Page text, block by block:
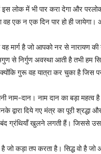
इस लोक में भी पार करा देगा और
वह एक न एक दिन पार हो ही
मार्ग है जो आपको नर से नारायण
से निर्गुण अवस्था आती है तभी हम
गुरू वह यात्रा कर चुका है जिस
नाम-दान। नाम दान का बड़ा
द्वारा दिये गए मंत्र का पूरी
ग्रंथियॉं खुलने लगती हैं। जिससे उसके
है जो कड़ा तप करता है। सिद्ध वो है